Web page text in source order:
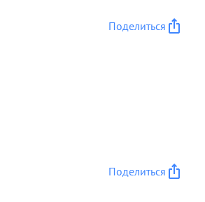
Поделиться
Поделиться